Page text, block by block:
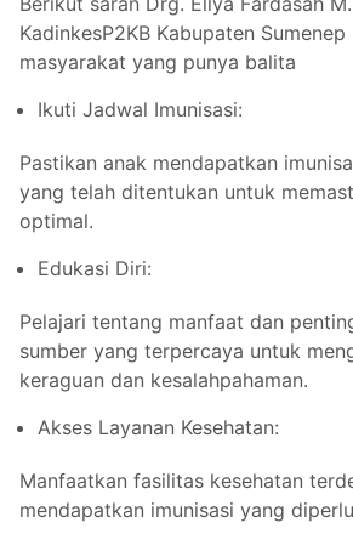
KadinkesP2KB Kabupaten Sumenep
masyarakat yang punya balita
Ikuti Jadwal Imunisasi:
Pastikan anak mendapatkan
yang telah ditentukan untuk
optimal.
Edukasi Diri:
Pelajari tentang manfaat dan
sumber yang terpercaya untuk
keraguan dan kesalahpahaman.
Akses Layanan Kesehatan:
Manfaatkan fasilitas kesehatan
mendapatkan imunisasi yang